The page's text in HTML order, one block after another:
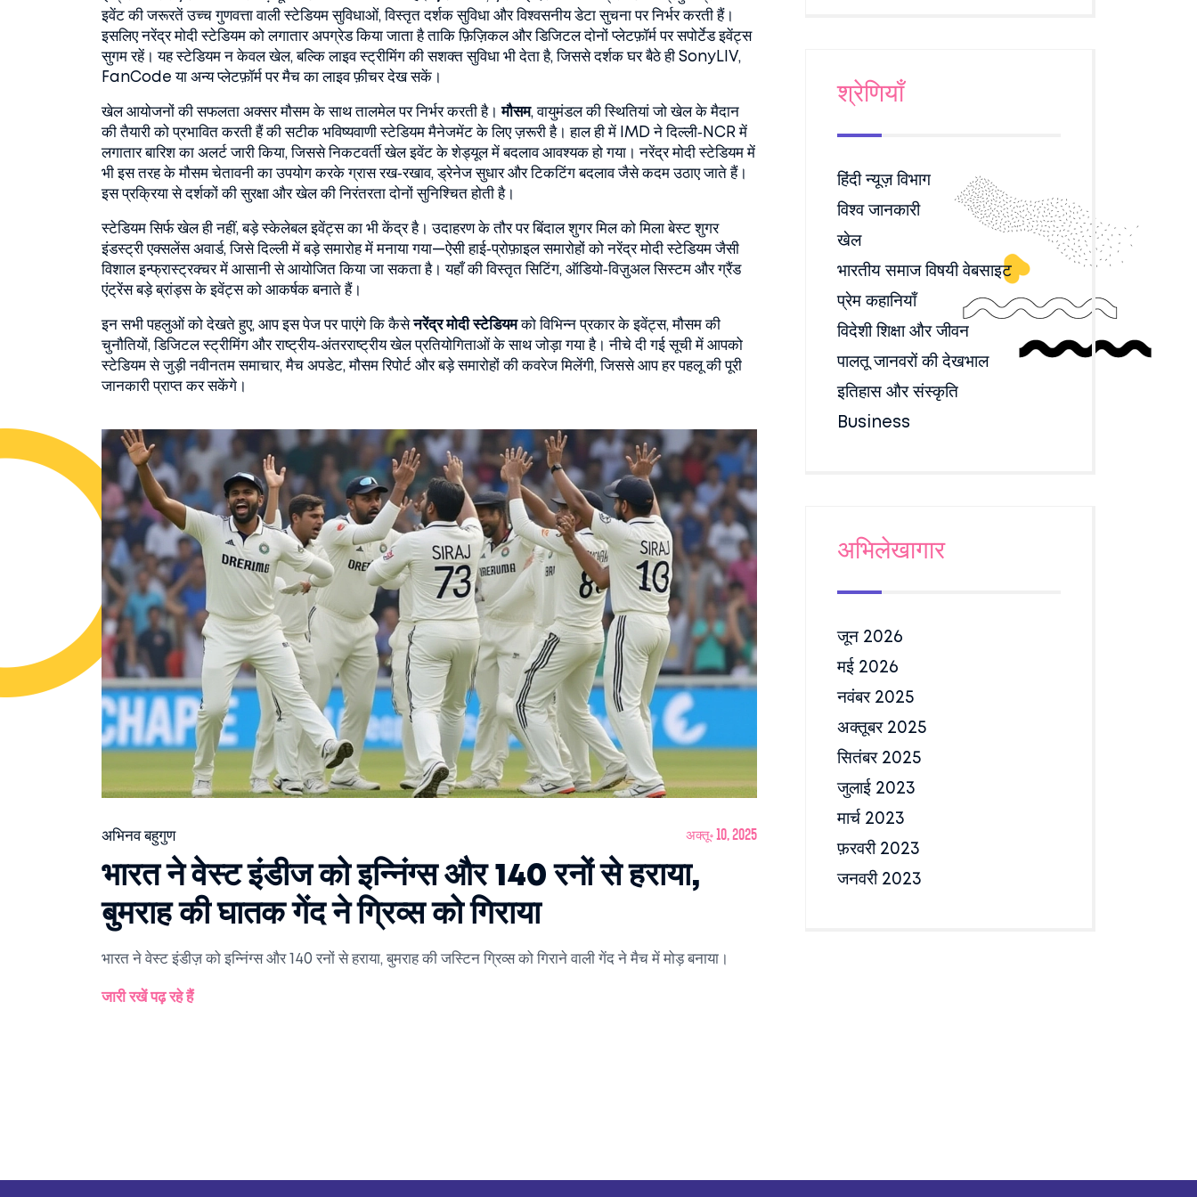
इवेंट की जरूरतें उच्च गुणवत्ता वाली स्टेडियम सुविधाओं, विस्तृत दर्शक सुविधा और विश्वसनीय डेटा सुचना पर निर्भर करती हैं।
इसलिए नरेंद्र मोदी स्टेडियम को लगातार अपग्रेड किया जाता है ताकि फ़िज़िकल और डिजिटल दोनों प्लेटफ़ॉर्म पर सपोर्टेड इवेंट्स
सुगम रहें। यह स्टेडियम न केवल खेल, बल्कि लाइव स्ट्रीमिंग की सशक्त सुविधा भी देता है, जिससे दर्शक घर बैठे ही SonyLIV,
FanCode या अन्य प्लेटफ़ॉर्म पर मैच का लाइव फ़ीचर देख सकें।
खेल आयोजनों की सफलता अक्सर मौसम के साथ तालमेल पर निर्भर करती है।मौसम,वायुमंडल की स्थितियां जो खेल के मैदान
की तैयारी को प्रभावित करती हैंकी सटीक भविष्यवाणी स्टेडियम मैनेजमेंट के लिए ज़रूरी है। हाल ही में IMD ने दिल्ली‑NCR में
लगातार बारिश का अलर्ट जारी किया, जिससे निकटवर्ती खेल इवेंट के शेड्यूल में बदलाव आवश्यक हो गया। नरेंद्र मोदी स्टेडियम में
भी इस तरह के मौसम चेतावनी का उपयोग करके ग्रास रख‑रखाव, ड्रेनेज सुधार और टिकटिंग बदलाव जैसे कदम उठाए जाते हैं।
इस प्रक्रिया से दर्शकों की सुरक्षा और खेल की निरंतरता दोनों सुनिश्चित होती है।
स्टेडियम सिर्फ खेल ही नहीं, बड़े स्केलेबल इवेंट्स का भी केंद्र है। उदाहरण के तौर पर बिंदाल शुगर मिल को मिला बेस्ट शुगर
इंडस्ट्री एक्सलेंस अवार्ड, जिसे दिल्ली में बड़े समारोह में मनाया गया—ऐसी हाई‑प्रोफ़ाइल समारोहों को नरेंद्र मोदी स्टेडियम जैसी
विशाल इन्फ्रास्ट्रक्चर में आसानी से आयोजित किया जा सकता है। यहाँ की विस्तृत सिटिंग, ऑडियो‑विज़ुअल सिस्टम और ग्रैंड
एंट्रेंस बड़े ब्रांड्स के इवेंट्स को आकर्षक बनाते हैं।
इन सभी पहलुओं को देखते हुए, आप इस पेज पर पाएंगे कि कैसेनरेंद्र मोदी स्टेडियमको विभिन्न प्रकार के इवेंट्स, मौसम की
चुनौतियों, डिजिटल स्ट्रीमिंग और राष्ट्रीय‑अंतरराष्ट्रीय खेल प्रतियोगिताओं के साथ जोड़ा गया है। नीचे दी गई सूची में आपको
स्टेडियम से जुड़ी नवीनतम समाचार, मैच अपडेट, मौसम रिपोर्ट और बड़े समारोहों की कवरेज मिलेंगी, जिससे आप हर पहलू की पूरी
जानकारी प्राप्त कर सकेंगे।
अभिनव बहुगुण अक्तू॰ 10, 2025
भारत ने वेस्ट इंडीज को इन्निंग्स और 140 रनों से हराया,
बुमराह की घातक गेंद ने ग्रिव्स को गिराया
भारत ने वेस्ट इंडीज़ को इन्निंग्स और 140 रनों से हराया, बुमराह की जस्टिन ग्रिव्स को गिराने वाली गेंद ने मैच में मोड़ बनाया।
जारी रखें पढ़ रहे हैं
श्रेणियाँ
हिंदी न्यूज़ विभाग
विश्व जानकारी
खेल
भारतीय समाज विषयी वेबसाइट
प्रेम कहानियाँ
विदेशी शिक्षा और जीवन
पालतू जानवरों की देखभाल
इतिहास और संस्कृति
Business
अभिलेखागार
जून 2026
मई 2026
नवंबर 2025
अक्तूबर 2025
सितंबर 2025
जुलाई 2023
मार्च 2023
फ़रवरी 2023
जनवरी 2023